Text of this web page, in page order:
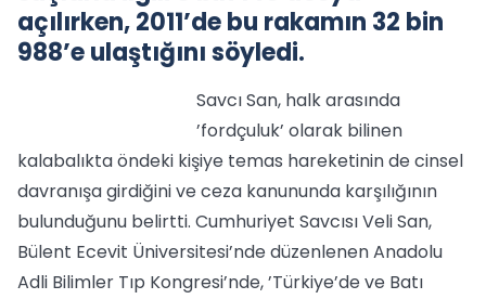
açılırken, 2011’de bu rakamın 32 bin
988’e ulaştığını söyledi.
Savcı San, halk arasında
’fordçuluk’ olarak bilinen
kalabalıkta öndeki kişiye temas hareketinin de cinsel
davranışa girdiğini ve ceza kanununda karşılığının
bulunduğunu belirtti. Cumhuriyet Savcısı Veli San,
Bülent Ecevit Üniversitesi’nde düzenlenen Anadolu
Adli Bilimler Tıp Kongresi’nde, ’Türkiye’de ve Batı